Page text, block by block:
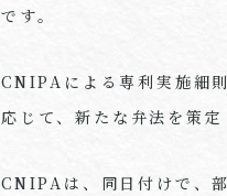
です。
CNIPAによる専利実施細
応じて、新たな弁法を策定
CNIPAは、同日付けで、